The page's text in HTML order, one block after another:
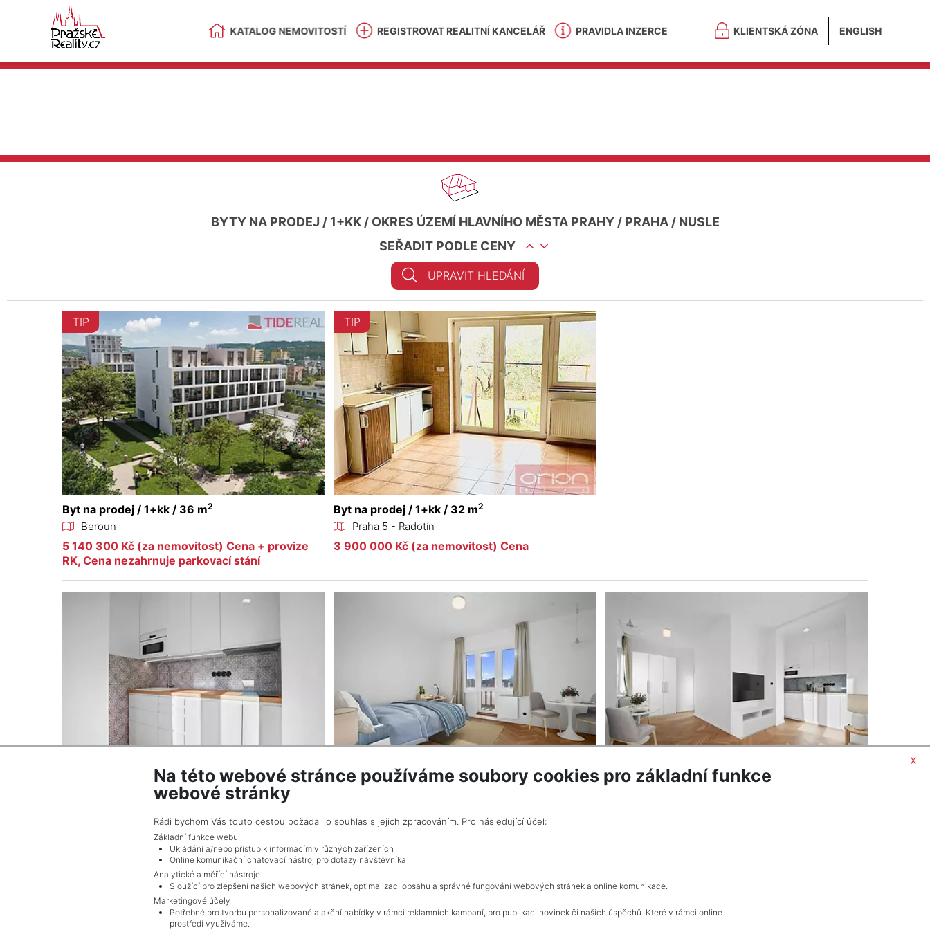
KATALOG NEMOVITOSTÍ REGISTROVAT REALITNÍ KANCELÁŘ PRAVIDLA INZERCE KLIENTSKÁ ZÓNA ENGLISH
BYTY NA PRODEJ / 1+KK/ OKRES ÚZEMÍ HLAVNÍHO MĚSTA PRAHY/ PRAHA/ NUSLE
SEŘADIT PODLE CENY
UPRAVIT HLEDÁNÍ
TIP
Byt na prodej / 1+kk / 36 m2
Beroun
5 140 300 Kč (za nemovitost) Cena + provize
RK, Cena nezahrnuje parkovací stání
TIP
Byt na prodej / 1+kk / 32 m2
Praha 5 - Radotín
3 900 000 Kč (za nemovitost) Cena
Byt na prodej / 1+kk / 50 m2
x
Na této webové stránce používáme soubory cookies pro základní funkce
webové stránky
Rádi bychom Vás touto cestou požádali o souhlas s jejich zpracováním. Pro následující účel:
Základní funkce webu
Ukládání a/nebo přístup k informacím v různých zařízeních
Online komunikační chatovací nástroj pro dotazy návštěvníka
Analytické a měřící nástroje
Sloužící pro zlepšení našich webových stránek, optimalizaci obsahu a správné fungování webových stránek a online komunikace.
Marketingové účely
Potřebné pro tvorbu personalizované a akční nabídky v rámci reklamních kampaní, pro publikaci novinek či našich úspěchů. Které v rámci online
prostředí využíváme.